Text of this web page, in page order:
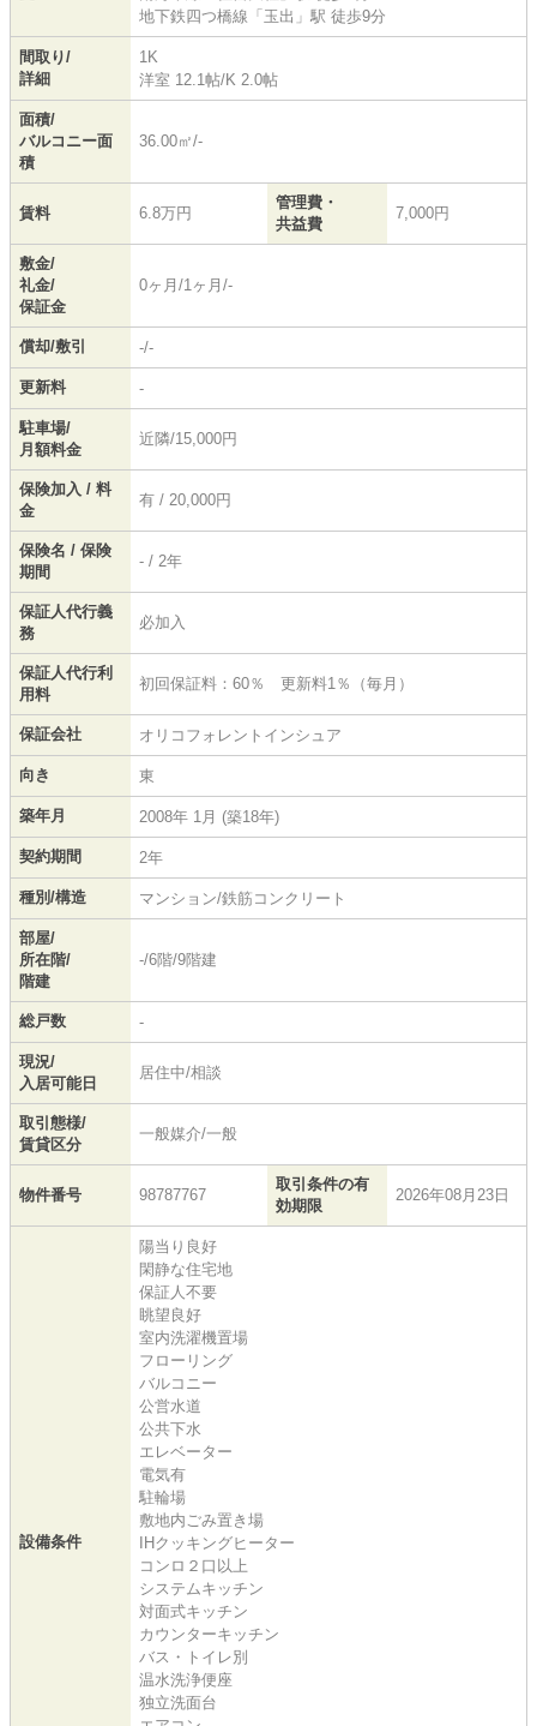
地下鉄四つ橋線 「 玉出 」駅 徒歩9分
間取り/
詳細
1K
洋室 12.1帖/K 2.0帖
面積/
バルコニー面
積
36.00㎡/-
賃料 6.8万円
管理費・
共益費
7,000円
敷金/
礼金/
保証金
0ヶ月/1ヶ月/-
償却/敷引 -/-
更新料 -
駐車場/
月額料金
近隣/15,000円
保険加入 / 料
金
有 / 20,000円
保険名 / 保険
期間
- / 2年
保証人代行義
務
必加入
保証人代行利
用料
初回保証料：60％ 更新料1％（毎月）
保証会社 オリコフォレントインシュア
向き 東
築年月 2008年 1月 (築18年)
契約期間 2年
種別/構造 マンション/鉄筋コンクリート
部屋/
所在階/
階建
-/6階/9階建
総戸数 -
現況/
入居可能日
居住中/相談
取引態様/
賃貸区分
一般媒介/一般
物件番号 98787767
取引条件の有
効期限
2026年08月23日
設備条件
陽当り良好
閑静な住宅地
保証人不要
眺望良好
室内洗濯機置場
フローリング
バルコニー
公営水道
公共下水
エレベーター
電気有
駐輪場
敷地内ごみ置き場
IHクッキングヒーター
コンロ２口以上
システムキッチン
対面式キッチン
カウンターキッチン
バス・トイレ別
温水洗浄便座
独立洗面台